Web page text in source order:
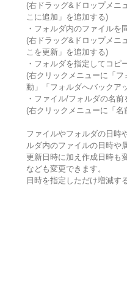
(右ドラッグ&ドロップメニ
こに追加」を追加する)
・フォルダ内のファイルを
(右ドラッグ&ドロップメニ
こを更新」を追加する)
・フォルダを指定してコピ
(右クリックメニューに「
動」「フォルダへバックア
・ファイル/フォルダの名
(右クリックメニューに「
ファイルやフォルダの日時
ルダ内のファイルの日時や
更新日時に加え作成日時も
なども変更できます。
日時を指定しただけ増減す